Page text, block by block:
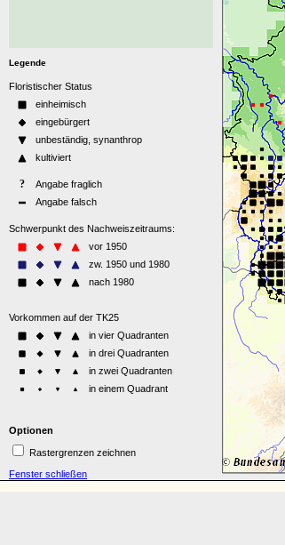
Legende
Optionen
Rastergrenzen zeichnen
Fenster schließen